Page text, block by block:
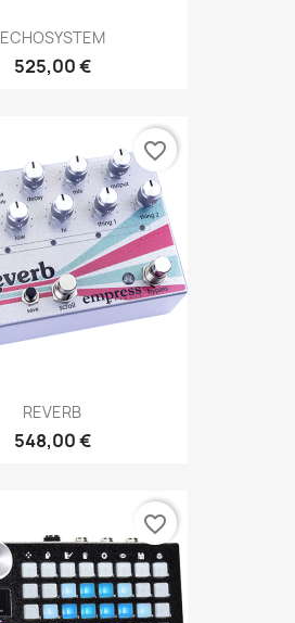
ECHOSYSTEM
525,00 €
REVERB
548,00 €
favorite_border
favorite_border